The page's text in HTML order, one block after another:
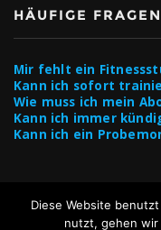
HÄUFIGE FRAGEN
Mir fehlt ein
Kann ich sofort
Wie muss ich mein
Kann ich immer
Kann ich ein
Diese Website
nutzt, gehen wir